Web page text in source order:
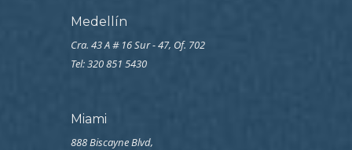
Medellín
Cra. 43 A # 16 Sur - 47, Of. 702
Tel: 320 851 5430
Miami
888 Biscayne Blvd,